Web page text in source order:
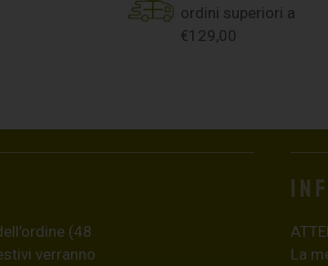
ordini superiori a
€129,00
(48
verranno
La